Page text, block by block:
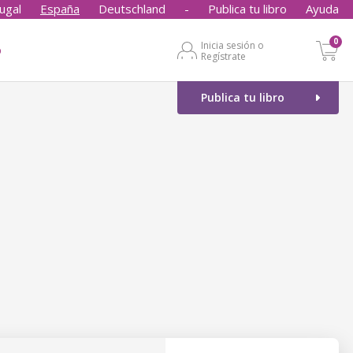
España Deutschland - Publica tu libro Ayuda
Inicia sesión o
Regístrate
0
Publica tu libro